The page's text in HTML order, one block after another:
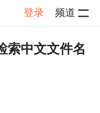
登录 频道
索中文文件名